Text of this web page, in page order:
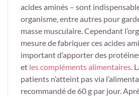
acides aminés – sont
organisme, entre autres pour
masse musculaire. Cependant
mesure de fabriquer ces acides
important d’apporter des
et les compléments alimentaires .
patients n’atteint pas via
recommandé de 60 g par jour.